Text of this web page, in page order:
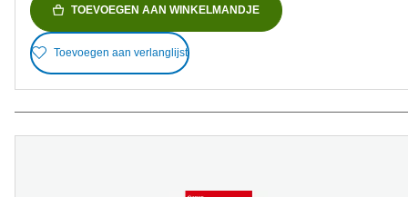
TOEVOEGEN AAN WINKELMANDJE
Toevoegen aan verlanglijst